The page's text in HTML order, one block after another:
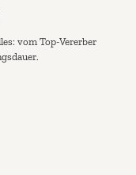
vom Top-Vererber